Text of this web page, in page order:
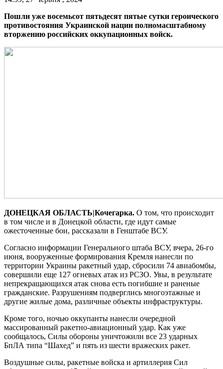
Пошли уже восемьсот пятьдесят пятые сутки героического
противостояния Украинской нации полномасштабному
вторжению российских оккупационных войск.
ДОНЕЦКАЯ ОБЛАСТЬ|Кочегарка. О том, что происходит
в том числе и в Донецкой области, где идут самые
ожесточенные бои, рассказали в Генштабе ВСУ.
Согласно информации Генерального штаба ВСУ, вчера, 26-го
июня, вооруженные формирования Кремля нанесли по
территории Украины ракетный удар, сбросили 74 авиабомбы,
совершили еще 127 огневых атак из РСЗО. Увы, в результате
непрекращающихся атак снова есть погибшие и раненые
гражданские. Разрушениям подверглись многоэтажные и
другие жилые дома, различные объекты инфраструктуры.
Кроме того, ночью оккупанты нанесли очередной
массированный ракетно-авиационный удар. Как уже
сообщалось, Силы обороны уничтожили все 23 ударных
БпЛА типа “Шахед” и пять из шести вражеских ракет.
Воздушные силы, ракетные войска и артиллерия Сил